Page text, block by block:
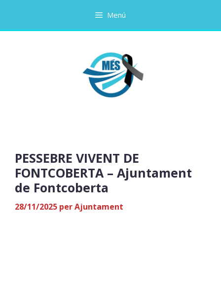
contingut
Menú
PESSEBRE VIVENT DE
FONTCOBERTA – Ajuntament
de Fontcoberta
28/11/2025 perAjuntament